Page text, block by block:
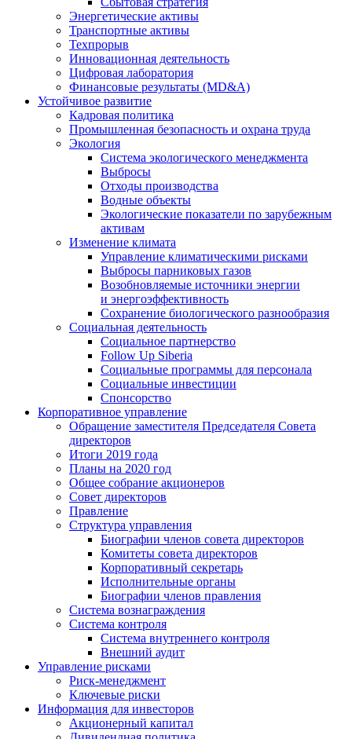
Энергетические активы
Транспортные активы
Техпрорыв
Инновационная деятельность
Цифровая лаборатория
Финансовые результаты (MD&A)
Устойчивое развитие
Кадровая политика
Промышленная безопасность и охрана труда
Экология
Система экологического менеджмента
Выбросы
Отходы производства
Водные объекты
Экологические показатели по зарубежным
активам
Изменение климата
Управление климатическими рисками
Выбросы парниковых газов
Возобновляемые источники энергии
и энергоэффективность
Сохранение биологического разнообразия
Социальная деятельность
Социальное партнерство
Follow Up Siberia
Социальные программы для персонала
Социальные инвестиции
Спонсорство
Корпоративное управление
Обращение заместителя Председателя Совета
директоров
Итоги 2019 года
Планы на 2020 год
Общее собрание акционеров
Совет директоров
Правление
Структура управления
Биографии членов совета директоров
Комитеты совета директоров
Корпоративный секретарь
Исполнительные органы
Биографии членов правления
Система вознаграждения
Система контроля
Система внутреннего контроля
Внешний аудит
Управление рисками
Риск-менеджмент
Ключевые риски
Информация для инвесторов
Акционерный капитал